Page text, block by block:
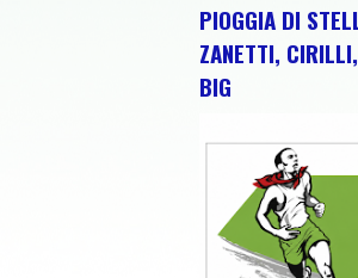
PIOGGIA DI
ZANETTI,
BIG